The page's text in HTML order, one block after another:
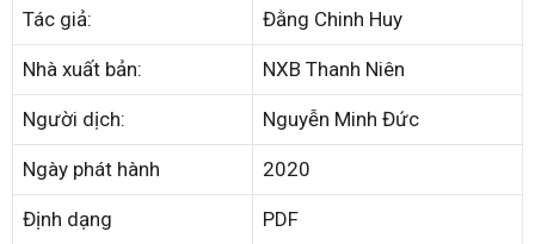
Tác giả: Đằng Chinh Huy
Nhà xuất bản: NXB Thanh Niên
Người dịch: Nguyễn Minh Đức
Ngày phát hành 2020
Định dạng PDF